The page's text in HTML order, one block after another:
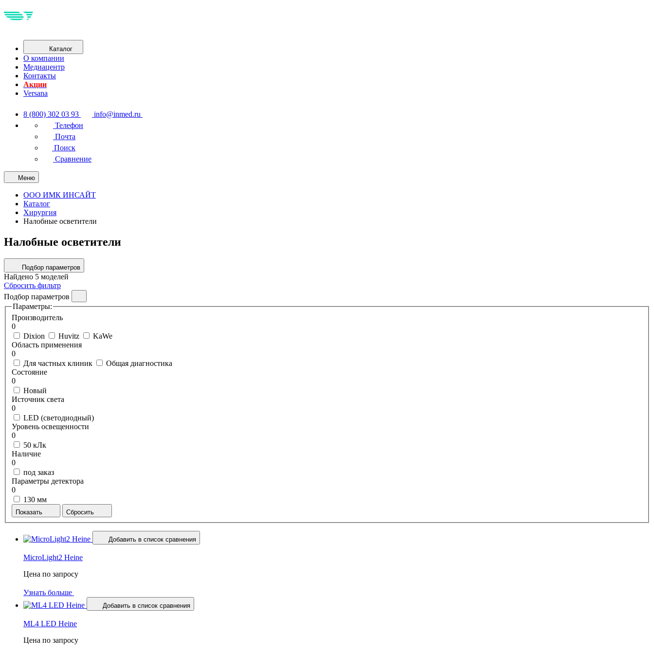
Каталог
О компании
Медиацентр
Контакты
Акции
Versana
8 (800) 302 03 93
info@inmed.ru
Телефон
Почта
Поиск
Сравнение
Меню
ООО ИМК ИНСАЙТ
Каталог
Хирургия
Налобные осветители
Налобные осветители
Подбор параметров
Найдено 5 моделей
Сбросить фильтр
Подбор параметров
Параметры:
Производитель
0
Dixion
Huvitz
KaWe
Область применения
0
Для частных клиник
Общая диагностика
Состояние
0
Новый
Источник света
0
LED (светодиодный)
Уровень освещенности
0
50 кЛк
Наличие
0
под заказ
Параметры детектора
0
130 мм
Показать Сбросить
Добавить в список сравнения
MicroLight2 Heine
Цена по запросу
Узнать больше
Добавить в список сравнения
ML4 LED Heine
Цена по запросу